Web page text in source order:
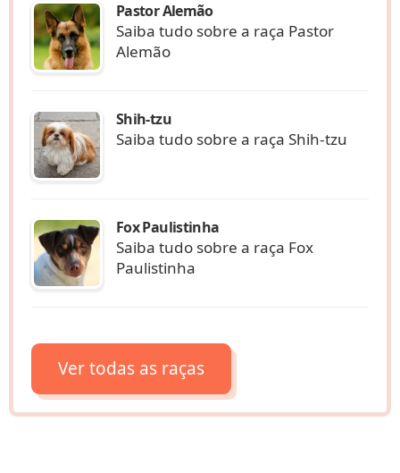
Pastor Alemão
Saiba tudo sobre a raça Pastor
Alemão
Shih-tzu
Saiba tudo sobre a raça Shih-tzu
Fox Paulistinha
Saiba tudo sobre a raça Fox
Paulistinha
Ver todas as raças